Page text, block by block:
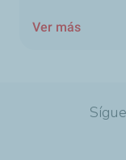
Ver más